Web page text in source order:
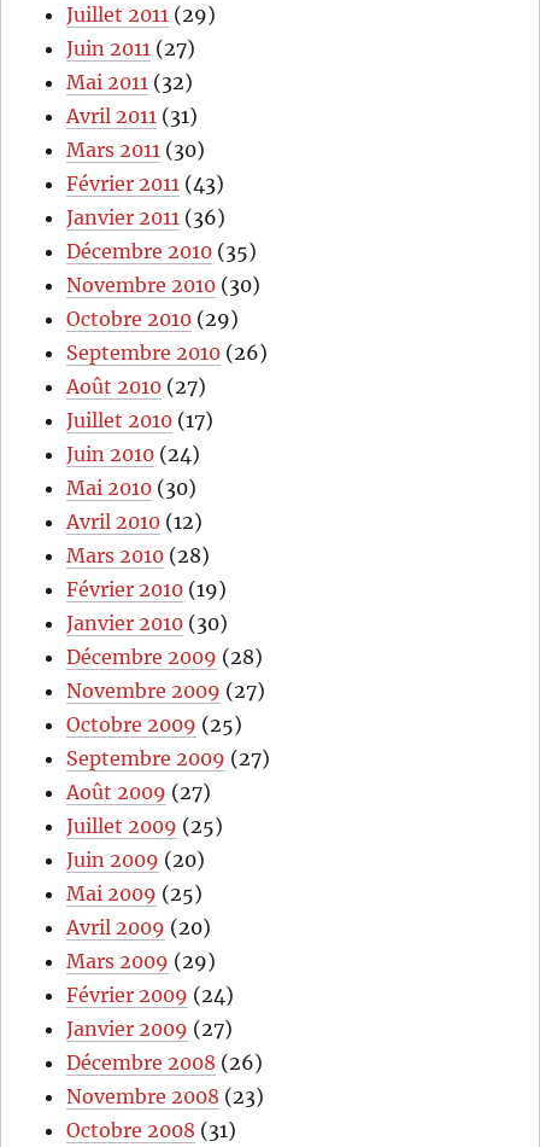
Juillet 2011 (29)
Juin 2011 (27)
Mai 2011 (32)
Avril 2011 (31)
Mars 2011 (30)
Février 2011 (43)
Janvier 2011 (36)
Décembre 2010 (35)
Novembre 2010 (30)
Octobre 2010 (29)
Septembre 2010 (26)
Août 2010 (27)
Juillet 2010 (17)
Juin 2010 (24)
Mai 2010 (30)
Avril 2010 (12)
Mars 2010 (28)
Février 2010 (19)
Janvier 2010 (30)
Décembre 2009 (28)
Novembre 2009 (27)
Octobre 2009 (25)
Septembre 2009 (27)
Août 2009 (27)
Juillet 2009 (25)
Juin 2009 (20)
Mai 2009 (25)
Avril 2009 (20)
Mars 2009 (29)
Février 2009 (24)
Janvier 2009 (27)
Décembre 2008 (26)
Novembre 2008 (23)
Octobre 2008 (31)